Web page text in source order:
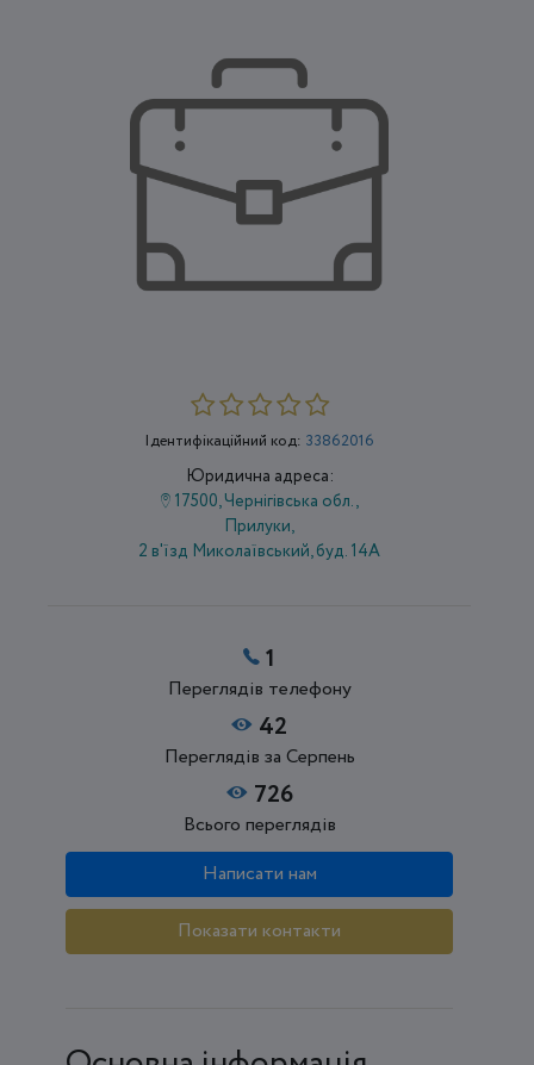
Ідентифікаційний код: 33862016
Юридична адреса:
17500, Чернігівська обл.,
Прилуки,
2 в'їзд Миколаївський, буд. 14А
1
Переглядів телефону
42
Переглядів за Серпень
726
Всього переглядів
Написати нам
Показати контакти